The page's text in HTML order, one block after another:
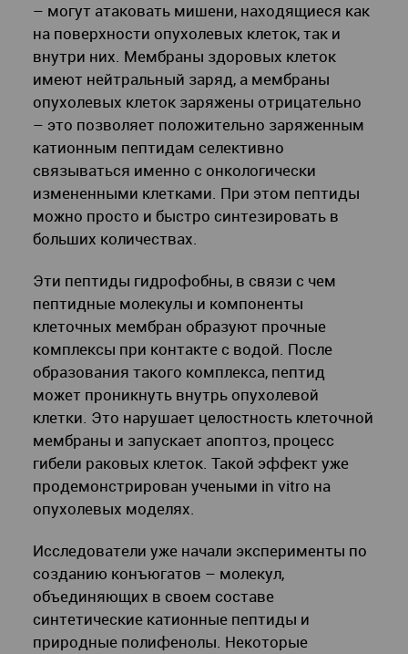
– могут атаковать мишени, находящиеся как
на поверхности опухолевых клеток, так и
внутри них. Мембраны здоровых клеток
имеют нейтральный заряд, а мембраны
опухолевых клеток заряжены отрицательно
– это позволяет положительно заряженным
катионным пептидам селективно
связываться именно с онкологически
измененными клетками. При этом пептиды
можно просто и быстро синтезировать в
больших количествах.
Эти пептиды гидрофобны, в связи с чем
пептидные молекулы и компоненты
клеточных мембран образуют прочные
комплексы при контакте с водой. После
образования такого комплекса, пептид
может проникнуть внутрь опухолевой
клетки. Это нарушает целостность клеточной
мембраны и запускает апоптоз, процесс
гибели раковых клеток. Такой эффект уже
продемонстрирован учеными in vitro на
опухолевых моделях.
Исследователи уже начали эксперименты по
созданию конъюгатов – молекул,
объединяющих в своем составе
синтетические катионные пептиды и
природные полифенолы. Некоторые